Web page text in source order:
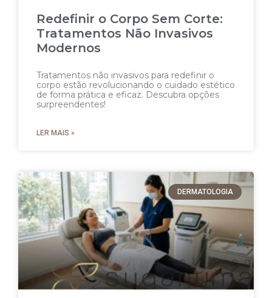
Redefinir o Corpo Sem Corte:
Tratamentos Não Invasivos
Modernos
Tratamentos não invasivos para redefinir o
corpo estão revolucionando o cuidado estético
de forma prática e eficaz. Descubra opções
surpreendentes!
LER MAIS »
DERMATOLOGIA